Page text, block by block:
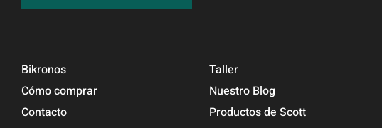
Bikronos
Cómo comprar
Contacto
Taller
Nuestro Blog
Productos de Scott